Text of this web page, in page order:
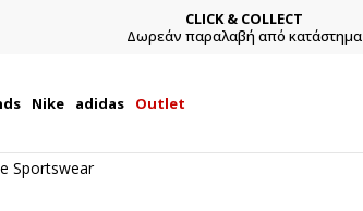
CLICK & COLLECT
Δωρεάν παραλαβή από κατάστημα
Nike adidas Outlet
Sportswear